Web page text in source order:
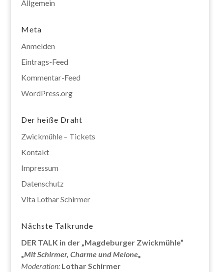
Allgemein
Meta
Anmelden
Eintrags-Feed
Kommentar-Feed
WordPress.org
Der heiße Draht
Zwickmühle – Tickets
Kontakt
Impressum
Datenschutz
Vita Lothar Schirmer
Nächste Talkrunde
DER TALK in der „Magdeburger Zwickmühle“
„Mit Schirmer, Charme und Melone„
Moderation: Lothar Schirmer